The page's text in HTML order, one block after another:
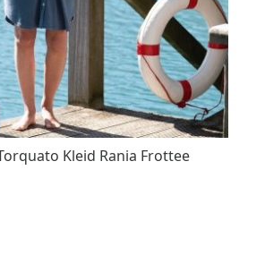
Kleid Rania Frottee